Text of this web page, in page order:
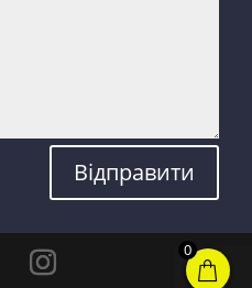
Відправити
0